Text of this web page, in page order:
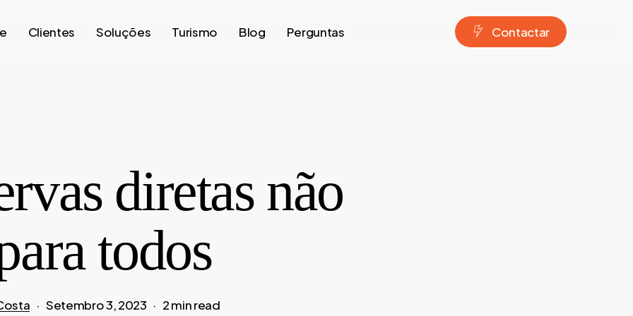
Clientes Soluções Turismo Blog Perguntas Contactar
diretas não
todos
Setembro 3, 2023 2 min read